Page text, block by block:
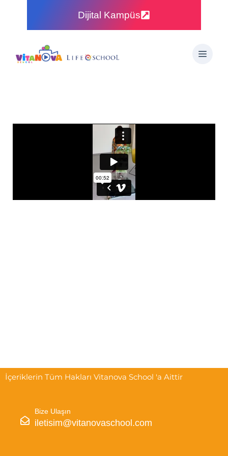
Dijital Kampüs
İçeriklerin Tüm Hakları Vitanova School 'a Aittir
Bize Ulaşın
iletisim@vitanovaschool.com